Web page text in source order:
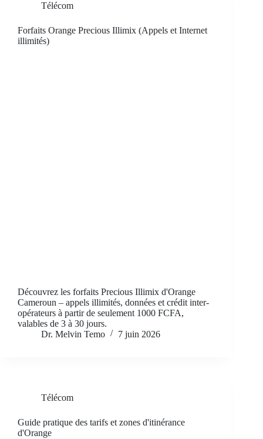
Télécom
Forfaits Orange Precious Illimix (Appels et Internet
illimités)
Découvrez les forfaits Precious Illimix d'Orange
Cameroun – appels illimités, données et crédit inter-
opérateurs à partir de seulement 1000 FCFA,
valables de 3 à 30 jours.
Dr. Melvin Temo
7 juin 2026
Télécom
Guide pratique des tarifs et zones d'itinérance
d'Orange